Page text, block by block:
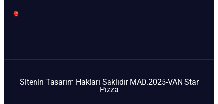
Sitenin Tasarım Hakları Saklıdır MAD.2025-VAN Star
Pizza